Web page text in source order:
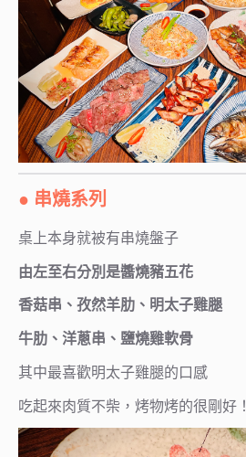
● 串燒系列
桌上本身就被有串燒盤子
由左至右分別是醬燒豬五花
香菇串、孜然羊肋、明太子雞腿
牛肋、洋蔥串、鹽燒雞軟骨
其中最喜歡明太子雞腿的口感
吃起來肉質不柴，烤物烤的很剛好！